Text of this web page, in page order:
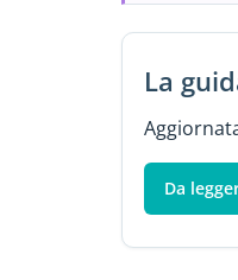
La
Da